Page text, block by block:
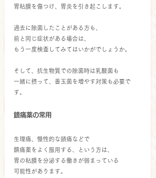
胃粘膜を傷つけ、胃炎を引き起こします。
過去に除菌したことがある方も、
前と同じ症状がある場合は、
もう一度検査してみてはいかがでしょうか。
そして、抗生物質での除菌時は乳酸菌も
一緒に摂って、善玉菌を増やす対策も必要で
す。
鎮痛薬の常用
生理痛、慢性的な頭痛などで
鎮痛薬をよく服用する、という方は、
胃の粘膜を分泌する働きが弱まっている
可能性があります。